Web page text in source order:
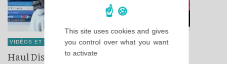
VIDÉOS ET VLOGS DISNEY ET DISNEYLAND PARIS
Haul Disney d’automne !
This site uses cookies and gives
you control over what you want
to activate